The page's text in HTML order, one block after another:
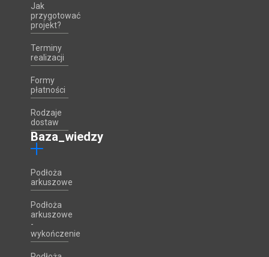
Jak
przygotować
projekt?
Terminy
realizacji
Formy
płatności
Rodzaje
dostaw
Baza_wiedzy
Podłoża
arkuszowe
Podłoża
arkuszowe
-
wykończenie